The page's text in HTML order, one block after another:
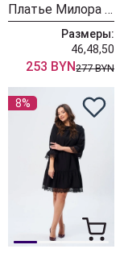
Платье Милора Стиль 1035 молочный + горох
Размеры:
46,48,50
253 BYN277 BYN
8%